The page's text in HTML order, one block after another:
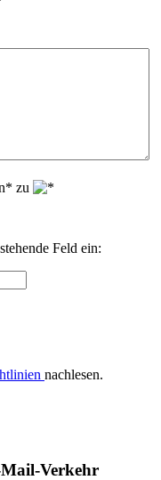
zu
Feld ein:
nachlesen.
Verkehr